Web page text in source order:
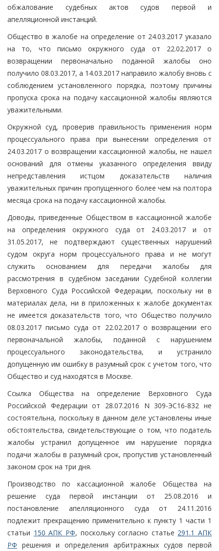
обжалование судебных актов судов первой и
апелляционной инстанций.
Общество в жалобе на определение от 24.03.2017 указало
на то, что письмо окружного суда от 22.02.2017 о
возвращении первоначально поданной жалобы оно
получило 08.03.2017, а 14.03.2017 направило жалобу вновь с
соблюдением установленного порядка, поэтому причины
пропуска срока на подачу кассационной жалобы являются
уважительными.
Окружной суд, проверив правильность применения норм
процессуального права при вынесении определения от
24.03.2017 о возвращении кассационной жалобы, не нашел
оснований для отмены указанного определения ввиду
непредставления истцом доказательств наличия
уважительных причин пропущенного более чем на полтора
месяца срока на подачу кассационной жалобы.
Доводы, приведенные Обществом в кассационной жалобе
на определения окружного суда от 24.03.2017 и от
31.05.2017, не подтверждают существенных нарушений
судом округа норм процессуального права и не могут
служить основанием для передачи жалобы для
рассмотрения в судебном заседании Судебной коллегии
Верховного Суда Российской Федерации, поскольку ни в
материалах дела, ни в приложенных к жалобе документах
не имеется доказательств того, что Общество получило
08.03.2017 письмо суда от 22.02.2017 о возвращении его
первоначальной жалобы, поданной с нарушением
процессуального законодательства, и устранило
допущенную им ошибку в разумный срок с учетом того, что
Общество и суд находятся в Москве.
Ссылка Общества на определение Верховного Суда
Российской Федерации от 28.07.2016 N 309-ЭС16-832 не
состоятельна, поскольку в данном деле установлены иные
обстоятельства, свидетельствующие о том, что податель
жалобы устранил допущенное им нарушение порядка
подачи жалобы в разумный срок, пропустив установленный
законом срок на три дня.
Производство по кассационной жалобе Общества на
решение суда первой инстанции от 25.08.2016 и
постановление апелляционного суда от 24.11.2016
подлежит прекращению применительно к пункту 1 части 1
статьи 150 АПК РФ, поскольку согласно статье 291.1 АПК
РФ решения и определения арбитражных судов первой